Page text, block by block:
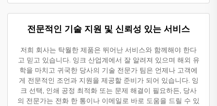
전문적인 기술 지원 및 신뢰성 있는 서비스
저희 회사는 탁월한 제품은 뛰어난 서비스와 함께해야 한다
고 믿고 있습니다. 잉크 산업계에서 잘 알려져 있으며 해외 유
학을 마치고 귀국한 당사의 기술 전문가 팀은 언제나 고객에
게 전문적인 조언과 지원을 제공할 준비가 되어 있습니다. 잉
크 선택, 인쇄 공정 최적화 또는 문제 해결이 필요하든, 당사
의 전문가는 전화 한 통이나 이메일로 바로 도움을 드릴 수 있